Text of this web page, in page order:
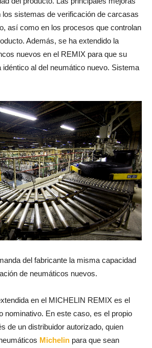
los sistemas de verificación de carcasas
así como en los procesos que controlan
Además, se ha extendido la
nuevos en el REMIX para que su
al del neumático nuevo. Sistema
del fabricante la misma capacidad
de neumáticos nuevos.
en el MICHELIN REMIX es el
nominativo. En este caso, es el propio
de un distribuidor autorizado, quien
Michelin para que sean